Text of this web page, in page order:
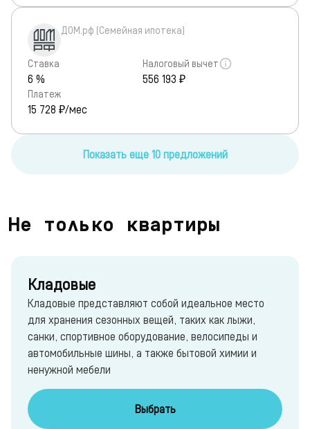
ДОМ.рф (Семейная ипотека)
Ставка
6 %
Налоговый вычет
556 193 ₽
Платеж
15 728 ₽/мес
Показать еще 10 предложений
Не только квартиры
Кладовые
Кладовые представляют собой идеальное место
для хранения сезонных вещей, таких как лыжи,
санки, спортивное оборудование, велосипеды и
автомобильные шины, а также бытовой химии и
ненужной мебели
Выбрать